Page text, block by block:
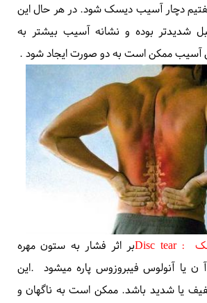
دچار آسیب دیسکشود. در هر حال این
شدیدتر بوده و نشانه آسیب بیشتر به
آسیب ممکن است به دو صورت ایجاد شود .
Disc tear :بر اثر فشار به ستون مهره
یا آنولوس فیبروزوس پاره میشود
.این
یا شدید باشد. ممکن است به ناگهان و